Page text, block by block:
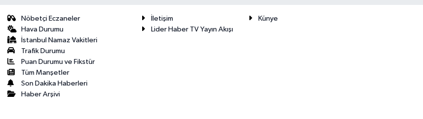
Nöbetçi Eczaneler
Hava Durumu
İstanbul Namaz Vakitleri
Trafik Durumu
Puan Durumu ve Fikstür
Tüm Manşetler
Son Dakika Haberleri
Haber Arşivi
İletişim
Künye
Lider Haber TV Yayın Akışı